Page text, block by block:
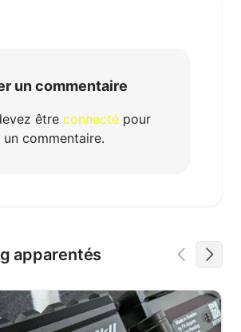
un commentaire
être connecté pour
commentaire.
apparentés